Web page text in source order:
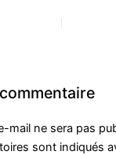
mail ne sera pas
sont indiqués